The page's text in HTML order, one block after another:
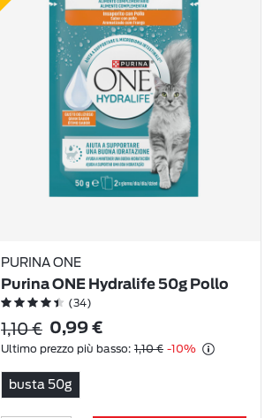
PURINA ONE
Purina ONE Hydralife 50g Pollo
(34)
1,10 € 0,99 €
Ultimo prezzo più basso: 1,10 € -10%
busta 50g